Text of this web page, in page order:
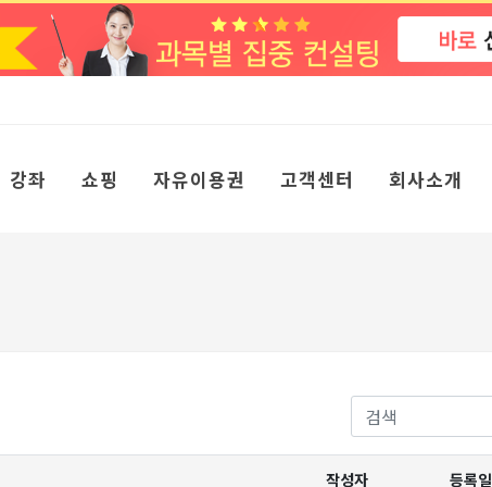
강좌 쇼핑 자유이용권 고객센터 회사소개
작성자 등록일